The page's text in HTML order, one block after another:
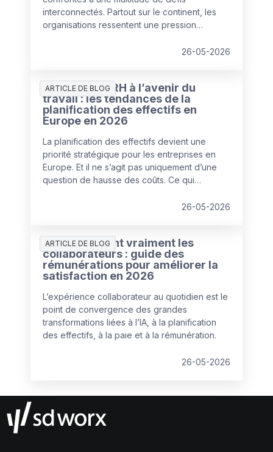
interconnectés. Partout sur le continent, les
organisations ressentent une pression
fragilité, dans un contexte de budgets et de
26-05-2026
ARTICLE DE BLOG
Préparer les RH à l’avenir du
travail : les tendances de la
planification des effectifs en
Europe en 2026
La planification des effectifs devient une
priorité stratégique pour les entreprises en
Europe. Et il ne s’agit pas uniquement d’une
question de hausse des coûts. Ce qui
nouvel équilibre entre les talents humains et
des opérations.
26-05-2026
ARTICLE DE BLOG
Ce que veulent vraiment les
collaborateurs : guide des
rémunérations pour améliorer la
satisfaction en 2026
L’expérience collaborateur au quotidien est le
point de convergence des grandes
transformations liées à l’IA, à la planification
des effectifs, à la paie et à la rémunération.
26-05-2026